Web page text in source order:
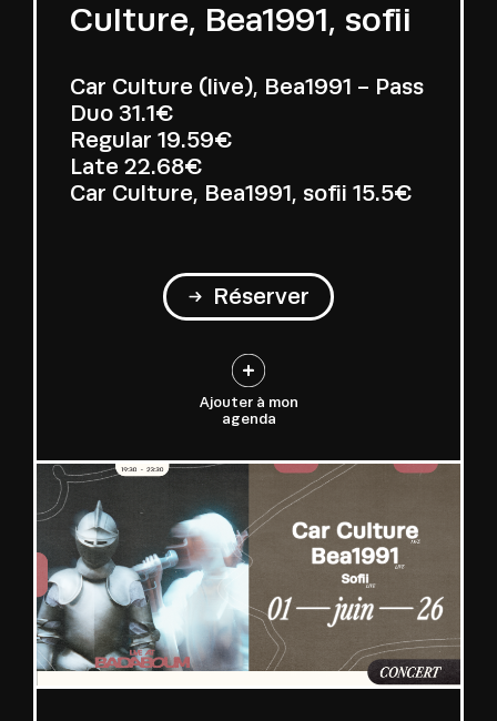
Culture, Bea1991, sofii
Car Culture (live), Bea1991 - Pass
Duo 31.1€
Regular 19.59€
Late 22.68€
Car Culture, Bea1991, sofii 15.5€
Réserver
Ajouter à mon
agenda